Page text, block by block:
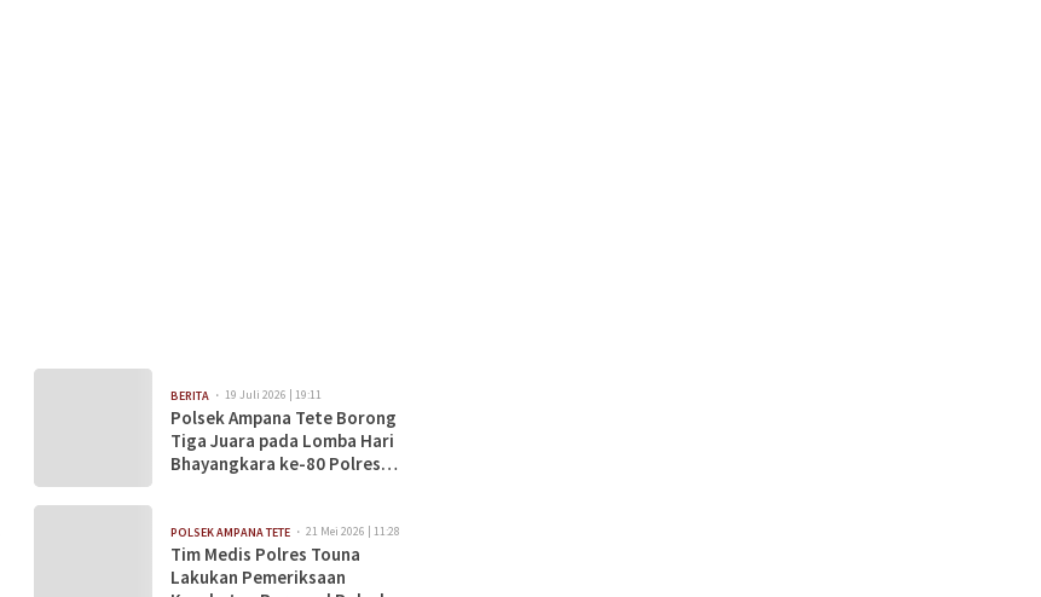
BERITA 19 Juli 2026 | 19:11
Polsek Ampana Tete Borong
Tiga Juara pada Lomba Hari
Bhayangkara ke-80 Polres
POLSEK AMPANA TETE 21 Mei 2026 | 11:28
Tim Medis Polres Touna
Lakukan Pemeriksaan